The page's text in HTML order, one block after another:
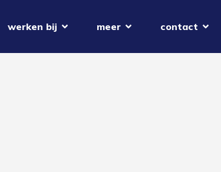
werken bij meer contact